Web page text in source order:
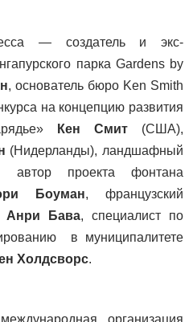
— создатель и экс-
парка Gardens by
, основатель бюро Ken Smith
на концепцию развития
Кен Смит (США),
(Нидерланды), ландшафный
автор проекта фонтана
Боуман, французский
Анри Бава, специалист по
в муниципалитете
Холдсворс.